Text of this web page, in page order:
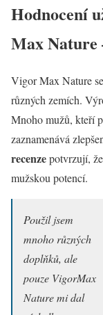
Hodnocení
Max Nature
Vigor Max Nature
různých zemích.
Mnoho mužů, kteří
zaznamenává
recenzepotvrzují,
mužskou potencí.
Použil jsem
mnoho různých
doplňků, ale
pouze VigorMax
Nature mi dal